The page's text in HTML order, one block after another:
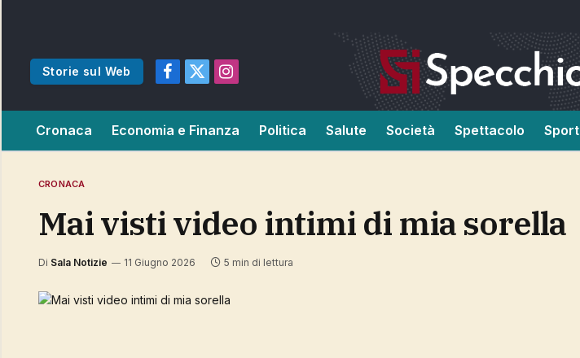
Storie sul Web
Facebook
X
Instagram
Cronaca Economia e Finanza Politica Salute Società Spettacolo Sport
CRONACA
Mai visti video intimi di mia sorella
Di Sala Notizie 11 Giugno 2026 5 min di lettura